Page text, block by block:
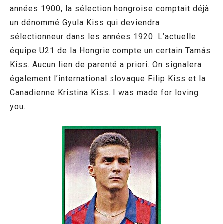
années 1900, la sélection hongroise comptait déjà
un dénommé Gyula Kiss qui deviendra
sélectionneur dans les années 1920. L’actuelle
équipe U21 de la Hongrie compte un certain Tamás
Kiss. Aucun lien de parenté a priori. On signalera
également l’international slovaque Filip Kiss et la
Canadienne Kristina Kiss. I was made for loving
you.